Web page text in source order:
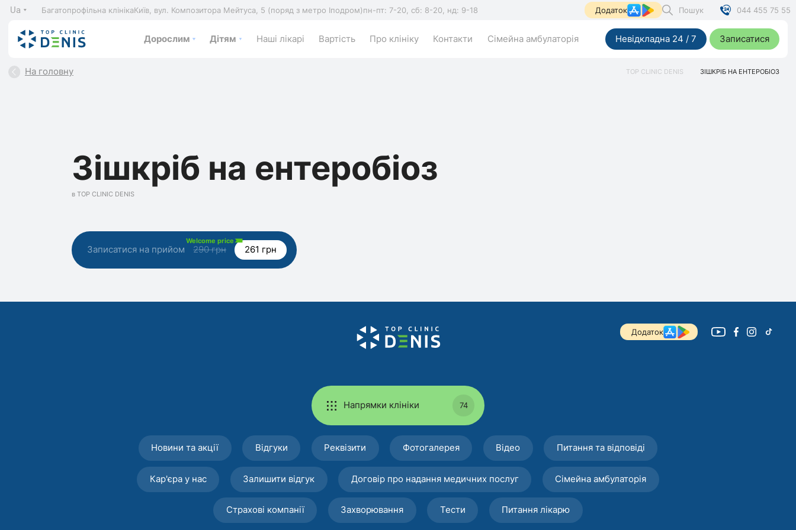
Ua Багатопрофільна клінікаКиїв, вул. Композитора Мейтуса, 5 (поряд з метро Іподром)пн-пт: 7-20, сб: 8-20, нд: 9-18 Додаток Пошук 044 455 75 55
Дорослим Дітям Наші лікарі Вартість Про клініку Контакти Сімейна амбулаторія Невідкладна 24 / 7 Записатися
На головну TOP CLINIC DENIS ЗІШКРІБ НА ЕНТЕРОБІОЗ
Зішкріб на ентеробіоз
в TOP CLINIC DENIS
Записатися на прийом
Welcome price
290 грн 261 грн
Додаток
Напрямки клініки 74
Новини та акції Відгуки Реквізити Фотогалерея Відео Питання та відповіді
Кар'єра у нас Залишити відгук Договір про надання медичних послуг Сімейна амбулаторія
Страхові компанії Захворювання Тести Питання лікарю